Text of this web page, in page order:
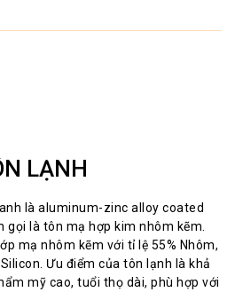
LẠNH
là aluminum-zinc alloy coated
gọi là tôn mạ hợp kim nhôm kẽm.
mạ nhôm kẽm với tỉ lệ 55% Nhôm,
Ưu điểm của tôn lạnh là khả
mỹ cao, tuổi thọ dài, phù hợp với